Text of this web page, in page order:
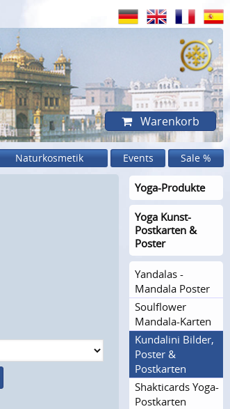
Warenkorb
Naturkosmetik Events Sale %
Yoga-Produkte
Yoga Kunst-
Postkarten &
Poster
Yandalas -
Mandala Poster
Soulflower
Mandala-Karten
Kundalini Bilder,
Poster &
Postkarten
Shakticards Yoga-
Postkarten